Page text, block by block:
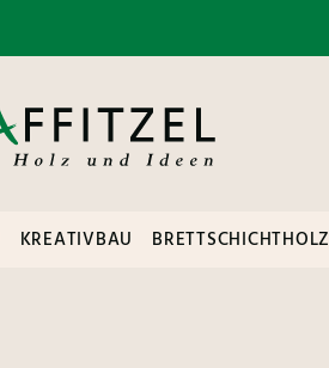
KREATIVBAU BRETTSCHICHTHOLZ